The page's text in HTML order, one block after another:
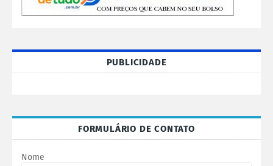
PUBLICIDADE
FORMULÁRIO DE CONTATO
Nome